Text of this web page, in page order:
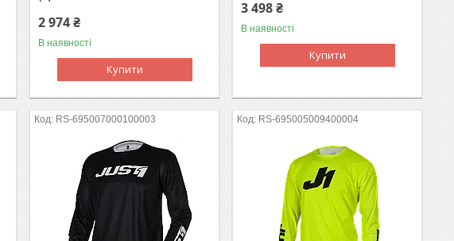
2 974 ₴
В наявності
Купити
3 498 ₴
В наявності
Купити
RS-695007000100003 RS-695005009400004